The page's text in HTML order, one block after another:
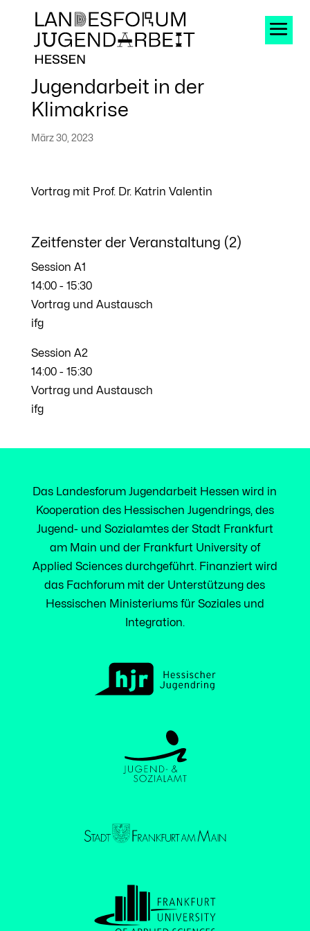
Jugendarbeit in der
Klimakrise
März 30, 2023
Vortrag mit Prof. Dr. Katrin Valentin
Zeitfenster der Veranstaltung (2)
Session A1
14:00- 15:30
Vortrag und Austausch
ifg
Session A2
14:00- 15:30
Vortrag und Austausch
ifg
Das Landesforum Jugendarbeit Hessen wird in
Kooperation des Hessischen Jugendrings, des
Jugend- und Sozialamtes der Stadt Frankfurt
am Main und der Frankfurt University of
Applied Sciences durchgeführt. Finanziert wird
das Fachforum mit der Unterstützung des
Hessischen Ministeriums für Soziales und
Integration.